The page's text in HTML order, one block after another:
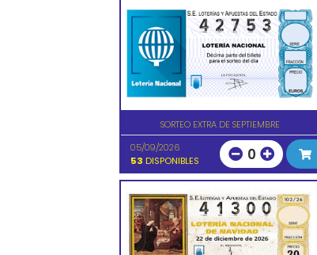
SORTEO EXTRA DE SEPTIEMBRE
05/09/2026
53 DISPONIBLES 0